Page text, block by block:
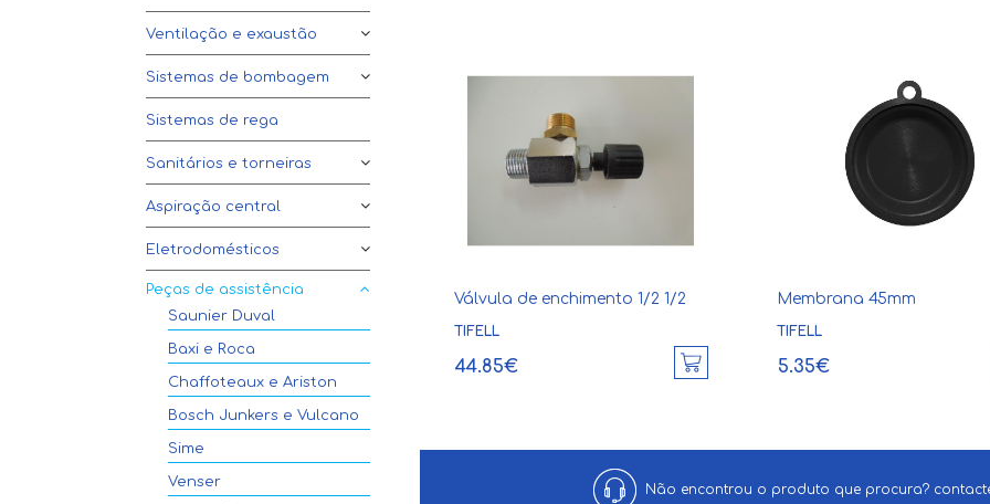
Ventilação e exaustão
Sistemas de bombagem
Sistemas de rega
Sanitários e torneiras
Aspiração central
Eletrodomésticos
Peças de assistência
Saunier Duval
Baxi e Roca
Chaffoteaux e Ariston
Bosch Junkers e Vulcano
Sime
Venser
Válvula de enchimento 1/2 1/2
TIFELL
44.85€
Membrana 45mm
TIFELL
5.35€
Não encontrou o produto que procura?